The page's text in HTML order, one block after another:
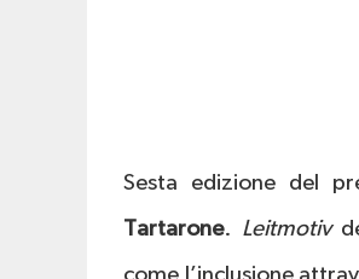
Sesta edizione del
Tartarone. Leitmotiv